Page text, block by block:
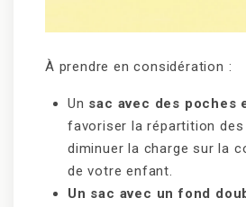
À prendre en considération :
Un sac avec des poches
favoriser la répartition
diminuer la charge sur la
de votre enfant.
Un sac avec un fond